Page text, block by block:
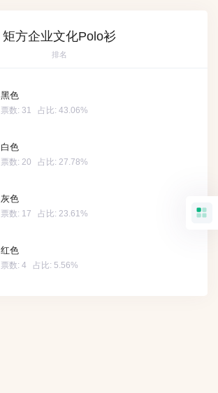
矩方企业文化Polo衫
排名
黑色
票数: 31 占比: 43.06%
白色
票数: 20 占比: 27.78%
灰色
票数: 17 占比: 23.61%
红色
票数: 4 占比: 5.56%